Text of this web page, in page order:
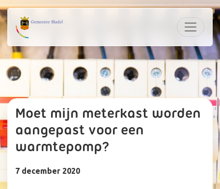
Moet mijn meterkast worden
aangepast voor een
warmtepomp?
7 december 2020